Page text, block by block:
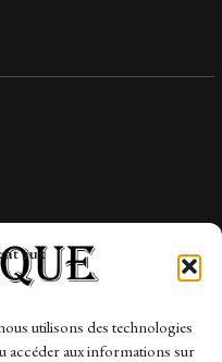
aux
utilisons des technologies
accéder aux informations sur